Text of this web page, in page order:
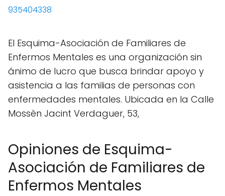
935404338
El Esquima-Asociación de Familiares de
Enfermos Mentales es una organización sin
ánimo de lucro que busca brindar apoyo y
asistencia a las familias de personas con
enfermedades mentales. Ubicada en la Calle
Mossèn Jacint Verdaguer, 53,
Opiniones de Esquima-
Asociación de Familiares de
Enfermos Mentales